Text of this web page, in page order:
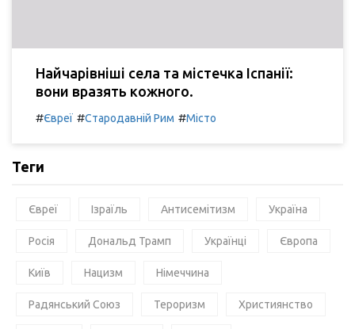
Найчарівніші села та містечка Іспанії:
вони вразять кожного.
#Євреї #Стародавній Рим #Місто
Теги
Євреї Ізраїль Антисемітизм Україна
Росія Дональд Трамп Українці Європа
Київ Нацизм Німеччина
Радянський Союз Тероризм Християнство